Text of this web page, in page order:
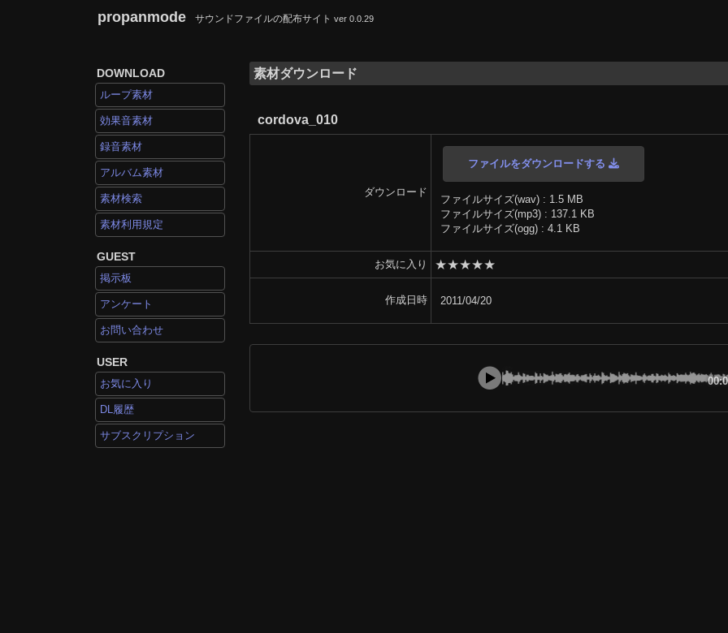
propanmode サウンドファイルの配布サイト ver 0.0.29
DOWNLOAD
ループ素材
効果音素材
録音素材
アルバム素材
素材検索
素材利用規定
GUEST
掲示板
アンケート
お問い合わせ
USER
お気に入り
DL履歴
サブスクリプション
素材ダウンロード
cordova_010
ダウンロード
ファイルをダウンロードする
ファイルサイズ(wav) : 1.5 MB
ファイルサイズ(mp3) : 137.1 KB
ファイルサイズ(ogg) : 4.1 KB
お気に入り ★★★★★
作成日時 2011/04/20